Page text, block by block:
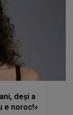
deși a
e noroc!»